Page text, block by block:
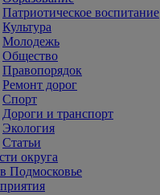
Патриотическое воспитание
Культура
Молодежь
Общество
Правопорядок
Ремонт дорог
Спорт
Дороги и транспорт
Экология
Статьи
округа
Подмосковье